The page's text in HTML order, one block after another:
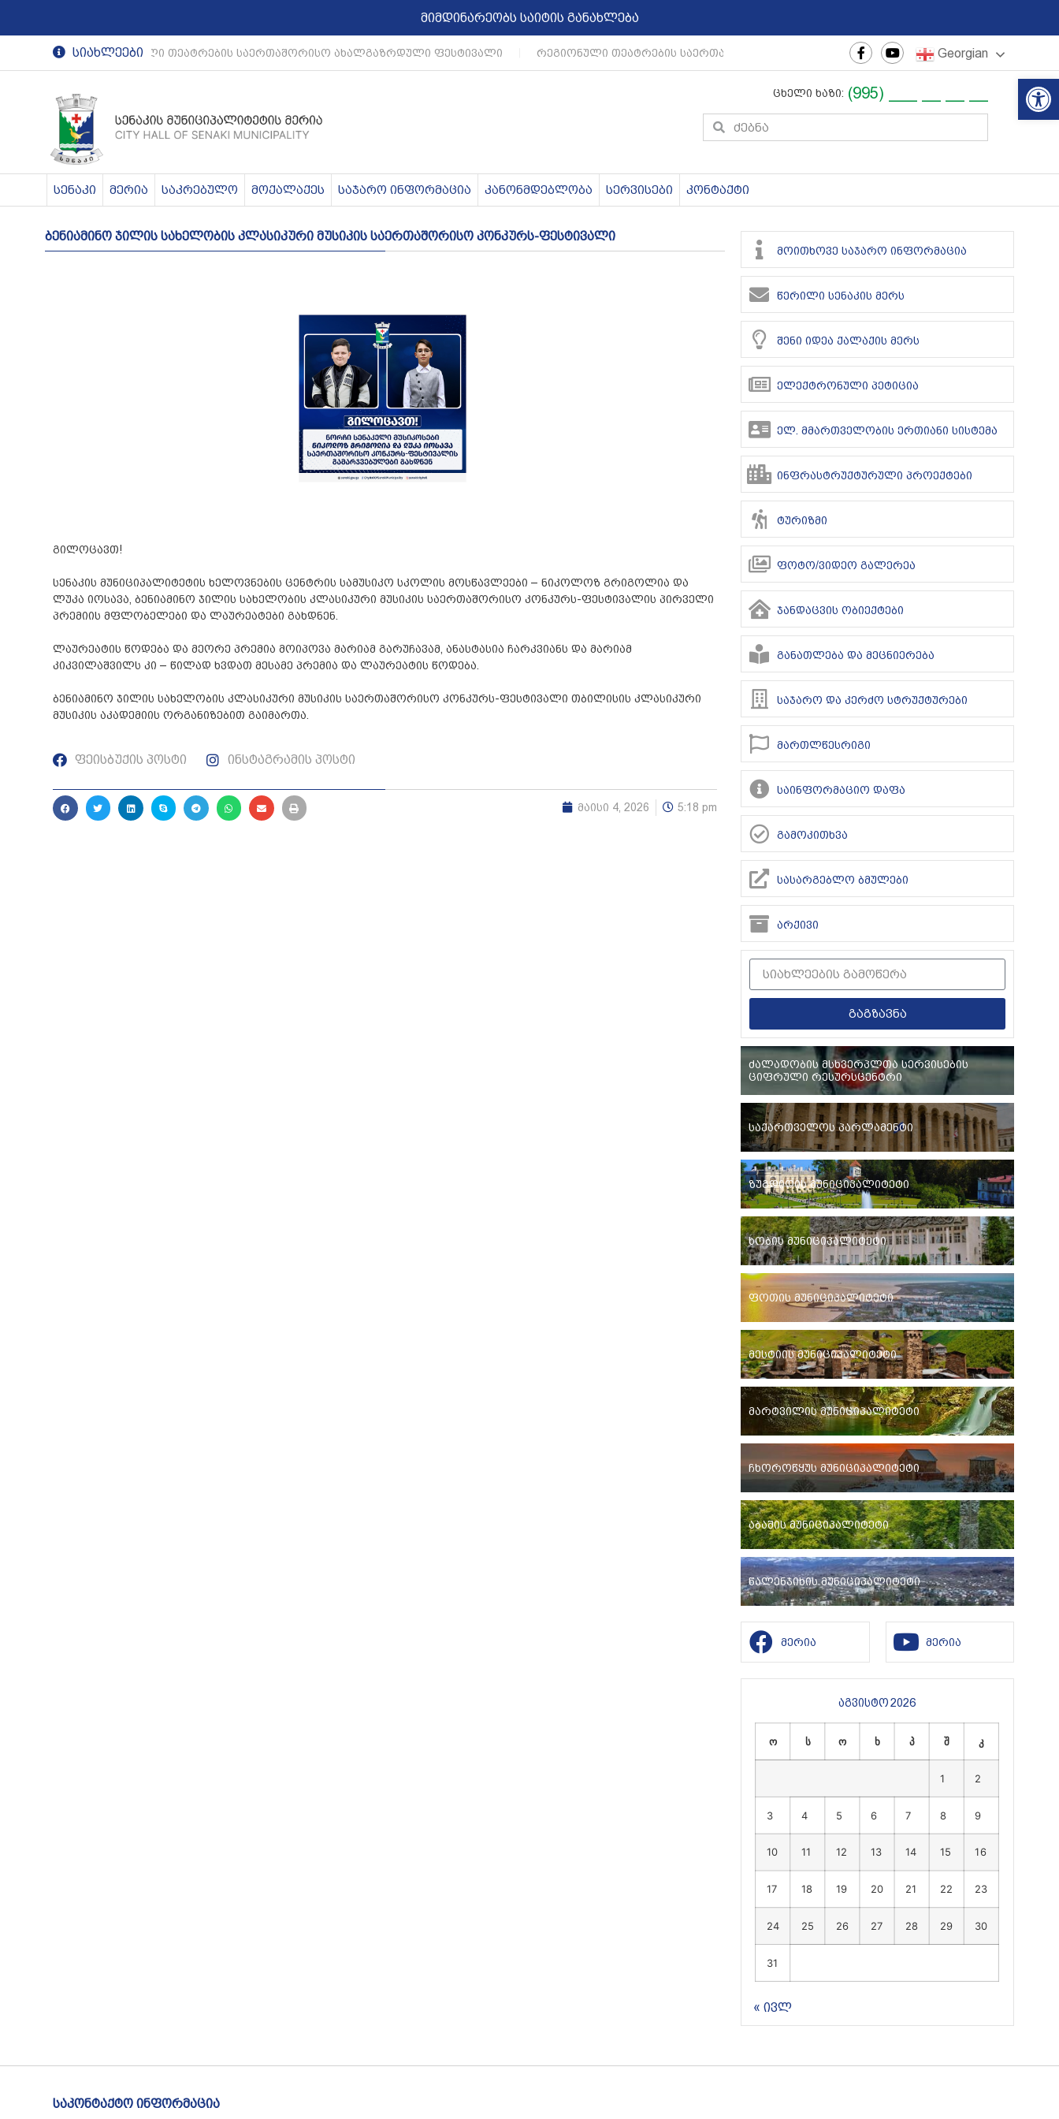
მიმდინარეობს საიტის განახლება
სიახლეები
რეგიონული თეატრების საერთაშორისო ახალგაზრდული ფესტივალი რეგიონული თეატრების საერთაშორისო ახალგაზრდული ფესტივალი | რეგიონული
Georgian
ცხელი ხაზი: (995) ___ __ __ __
სენაკი მერია საკრებულო მოქალაქეს საჯარო ინფორმაცია კანონმდებლობა სერვისები კონტაქტი
ბენიამინო ჯილის სახელობის კლასიკური მუსიკის საერთაშორისო კონკურს-ფესტივალი
გილოცავთ!
სენაკის მუნიციპალიტეტის ხელოვნების ცენტრის სამუსიკო სკოლის მოსწავლეები – ნიკოლოზ გრიგოლია და
ლუკა იოსავა, ბენიამინო ჯილის სახელობის კლასიკური მუსიკის საერთაშორისო კონკურს-ფესტივალის პირველი
პრემიის მფლობელები და ლაურეატები გახდნენ.
ლაურეატის წოდება და მეორე პრემია მოიპოვა მარიამ გარუჩავამ, ანასტასია ჩარკვიანს და მარიამ
კიკვილაშვილს კი – წილად ხვდათ მესამე პრემია და ლაურეატის წოდება.
ბენიამინო ჯილის სახელობის კლასიკური მუსიკის საერთაშორისო კონკურს-ფესტივალი თბილისის კლასიკური
მუსიკის აკადემიის ორგანიზებით გაიმართა.
ფეისბუქის პოსტი ინსტაგრამის პოსტი
მაისი 4, 2026 5:18 pm
მოითხოვე საჯარო ინფორმაცია
წერილი სენაკის მერს
შენი იდეა ქალაქის მერს
ელექტრონული პეტიცია
ელ. მმართველობის ერთიანი სისტემა
ინფრასტრუქტურული პროექტები
ტურიზმი
ფოტო/ვიდეო გალერეა
ჯანდაცვის ობიექტები
განათლება და მეცნიერება
საჯარო და კერძო სტრუქტურები
მართლწესრიგი
საინფორმაციო დაფა
გამოკითხვა
სასარგებლო ბმულები
არქივი
გაგზავნა
ძალადობის მსხვერპლთა სერვისების
ციფრული რესურსცენტრი
საქართველოს პარლამენტი
ზუგდიდის მუნიციპალიტეტი
ხობის მუნიციპალიტეტი
ფოთის მუნიციპალიტეტი
მესტიის მუნიციპალიტეტი
მარტვილის მუნიციპალიტეტი
ჩხოროწყუს მუნიციპალიტეტი
აბაშის მუნიციპალიტეტი
წალენჯიხის მუნიციპალიტეტი
მერია მერია
აგვისტო 2026
ო ს ო ხ პ შ კ
1 2
3 4 5 6 7 8 9
10 11 12 13 14 15 16
17 18 19 20 21 22 23
24 25 26 27 28 29 30
31
« ივლ
საკონტაქტო ინფორმაცია